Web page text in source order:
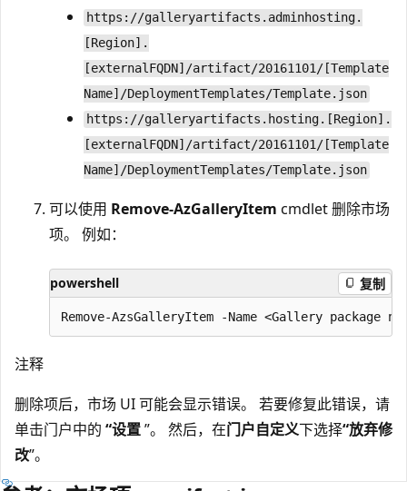
https://galleryartifacts.adminhosting.
[Region].
[externalFQDN]/artifact/20161101/[Template
Name]/DeploymentTemplates/Template.json
https://galleryartifacts.hosting.[Region].
[externalFQDN]/artifact/20161101/[Template
Name]/DeploymentTemplates/Template.json
可以使用 Remove-AzGalleryItem cmdlet 删除市场
项。 例如：
powershell 复制
注释
删除项后，市场 UI 可能会显示错误。 若要修复此错误，请
单击门户中的 “设置”。 然后，在门户自定义下选择“放弃修
改”。